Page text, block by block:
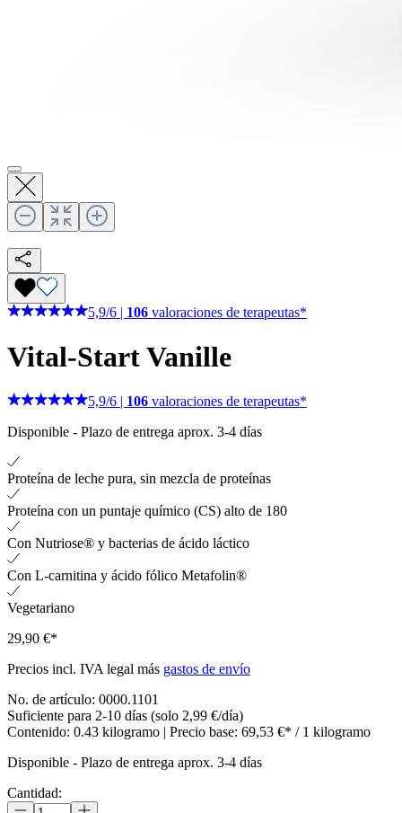
5,9/6 106 valoraciones de terapeutas*
Vital-Start Vanille
5,9/6 | 106 valoraciones de terapeutas*
Disponible - Plazo de entrega aprox. 3-4 días
Proteína de leche pura, sin mezcla de proteínas
Proteína con un puntaje químico (CS) alto de 180
Con Nutriose® y bacterias de ácido láctico
Con L-carnitina y ácido fólico Metafolin®
Vegetariano
29,90 €*
Precios incl. IVA legal más gastos de envío
No. de artículo: 0000.1101
Suficiente para 2-10 días (solo 2,99 €/día)
Contenido: 0.43 kilogramo | Precio base: 69,53 €* / 1 kilogramo
Disponible - Plazo de entrega aprox. 3-4 días
Cantidad: